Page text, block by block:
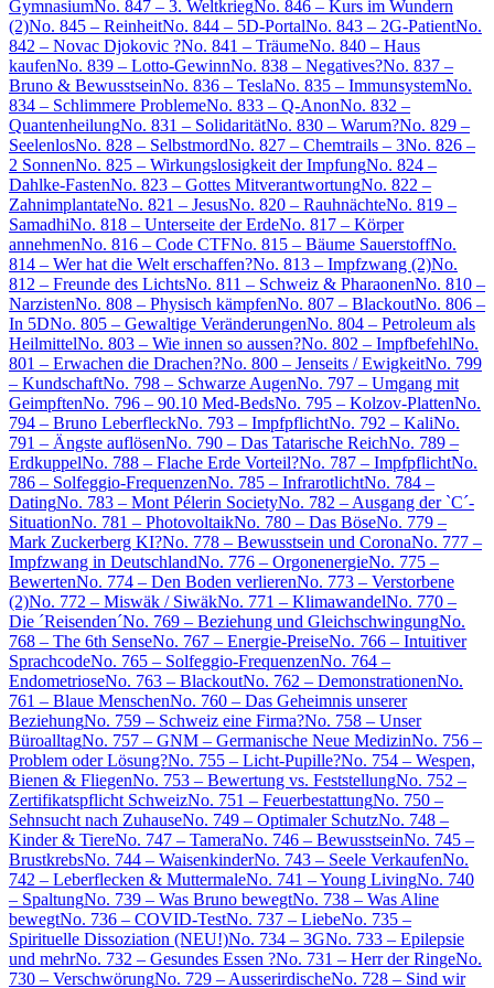
GymnasiumNo. 847 – 3. WeltkriegNo. 846 – Kurs im Wundern
(2)No. 845 – ReinheitNo. 844 – 5D-PortalNo. 843 – 2G-PatientNo.
842 – Novac Djokovic ?No. 841 – TräumeNo. 840 – Haus
kaufenNo. 839 – Lotto-GewinnNo. 838 – Negatives?No. 837 –
Bruno & BewusstseinNo. 836 – TeslaNo. 835 – ImmunsystemNo.
834 – Schlimmere ProblemeNo. 833 – Q-AnonNo. 832 –
QuantenheilungNo. 831 – SolidaritätNo. 830 – Warum?No. 829 –
SeelenlosNo. 828 – SelbstmordNo. 827 – Chemtrails – 3No. 826 –
2 SonnenNo. 825 – Wirkungslosigkeit der ImpfungNo. 824 –
Dahlke-FastenNo. 823 – Gottes MitverantwortungNo. 822 –
ZahnimplantateNo. 821 – JesusNo. 820 – RauhnächteNo. 819 –
SamadhiNo. 818 – Unterseite der ErdeNo. 817 – Körper
annehmenNo. 816 – Code CTFNo. 815 – Bäume SauerstoffNo.
814 – Wer hat die Welt erschaffen?No. 813 – Impfzwang (2)No.
812 – Freunde des LichtsNo. 811 – Schweiz & PharaonenNo. 810 –
NarzistenNo. 808 – Physisch kämpfenNo. 807 – BlackoutNo. 806 –
In 5DNo. 805 – Gewaltige VeränderungenNo. 804 – Petroleum als
HeilmittelNo. 803 – Wie innen so aussen?No. 802 – ImpfbefehlNo.
801 – Erwachen die Drachen?No. 800 – Jenseits / EwigkeitNo. 799
– KundschaftNo. 798 – Schwarze AugenNo. 797 – Umgang mit
GeimpftenNo. 796 – 90.10 Med-BedsNo. 795 – Kolzov-PlattenNo.
794 – Bruno LeberfleckNo. 793 – ImpfpflichtNo. 792 – KaliNo.
791 – Ängste auflösenNo. 790 – Das Tatarische ReichNo. 789 –
ErdkuppelNo. 788 – Flache Erde Vorteil?No. 787 – ImpfpflichtNo.
786 – Solfeggio-FrequenzenNo. 785 – InfrarotlichtNo. 784 –
DatingNo. 783 – Mont Pélerin SocietyNo. 782 – Ausgang der `C´-
SituationNo. 781 – PhotovoltaikNo. 780 – Das BöseNo. 779 –
Mark Zuckerberg KI?No. 778 – Bewusstsein und CoronaNo. 777 –
Impfzwang in DeutschlandNo. 776 – OrgonenergieNo. 775 –
BewertenNo. 774 – Den Boden verlierenNo. 773 – Verstorbene
(2)No. 772 – Miswäk / SiwäkNo. 771 – KlimawandelNo. 770 –
Die ´Reisenden´No. 769 – Beziehung und GleichschwingungNo.
768 – The 6th SenseNo. 767 – Energie-PreiseNo. 766 – Intuitiver
SprachcodeNo. 765 – Solfeggio-FrequenzenNo. 764 –
EndometrioseNo. 763 – BlackoutNo. 762 – DemonstrationenNo.
761 – Blaue MenschenNo. 760 – Das Geheimnis unserer
BeziehungNo. 759 – Schweiz eine Firma?No. 758 – Unser
BüroalltagNo. 757 – GNM – Germanische Neue MedizinNo. 756 –
Problem oder Lösung?No. 755 – Licht-Pupille?No. 754 – Wespen,
Bienen & FliegenNo. 753 – Bewertung vs. FeststellungNo. 752 –
Zertifikatspflicht SchweizNo. 751 – FeuerbestattungNo. 750 –
Sehnsucht nach ZuhauseNo. 749 – Optimaler SchutzNo. 748 –
Kinder & TiereNo. 747 – TameraNo. 746 – BewusstseinNo. 745 –
BrustkrebsNo. 744 – WaisenkinderNo. 743 – Seele VerkaufenNo.
742 – Leberflecken & MuttermaleNo. 741 – Young LivingNo. 740
– SpaltungNo. 739 – Was Bruno bewegtNo. 738 – Was Aline
bewegtNo. 736 – COVID-TestNo. 737 – LiebeNo. 735 –
Spirituelle Dissoziation (NEU!)No. 734 – 3GNo. 733 – Epilepsie
und mehrNo. 732 – Gesundes Essen ?No. 731 – Herr der RingeNo.
730 – VerschwörungNo. 729 – AusserirdischeNo. 728 – Sind wir